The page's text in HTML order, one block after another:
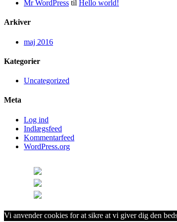
Mr WordPress til Hello world!
Arkiver
maj 2016
Kategorier
Uncategorized
Meta
Log ind
Indlægsfeed
Kommentarfeed
WordPress.org
Vi anvender cookies for at sikre at vi giver dig den